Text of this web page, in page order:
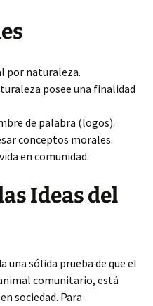
por naturaleza.
posee una finalidad
de palabra (logos).
conceptos morales.
en comunidad.
Ideas del
una sólida prueba de que el
comunitario, está
sociedad. Para